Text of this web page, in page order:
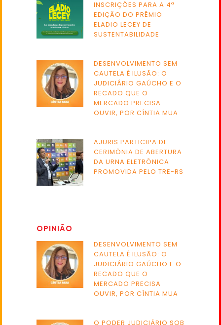
INSCRIÇÕES PARA A 4ª
EDIÇÃO DO PRÊMIO
ELADIO LECEY DE
SUSTENTABILIDADE
DESENVOLVIMENTO SEM
CAUTELA É ILUSÃO: O
JUDICIÁRIO GAÚCHO E O
RECADO QUE O
MERCADO PRECISA
OUVIR, POR CÍNTIA MUA
AJURIS PARTICIPA DE
CERIMÔNIA DE ABERTURA
DA URNA ELETRÔNICA
PROMOVIDA PELO TRE-RS
OPINIÃO
DESENVOLVIMENTO SEM
CAUTELA É ILUSÃO: O
JUDICIÁRIO GAÚCHO E O
RECADO QUE O
MERCADO PRECISA
OUVIR, POR CÍNTIA MUA
O PODER JUDICIÁRIO SOB